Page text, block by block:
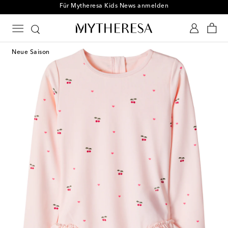
Für Mytheresa Kids News anmelden
Neue Saison